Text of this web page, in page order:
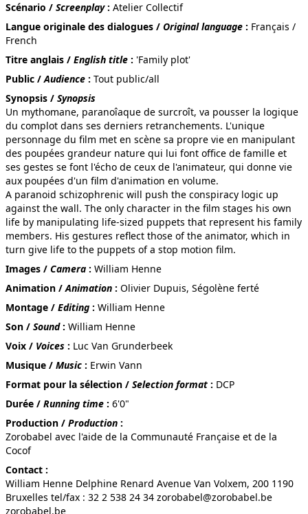
QUAND MAMAN N'EST PAS LÀ,...
LE DRAPEAU
TOUT JEUNE GARÇON…
Scénario / Screenplay: Atelier Collectif
Langue originale des dialogues / Original language : Français /
French
Titre anglais / English title : 'Family plot'
Public /Audience : Tout public/all
Synopsis / Synopsis
Un mythomane, paranoîaque de surcroît, va pousser la logique
du complot dans ses derniers retranchements. L'unique
personnage du film met en scène sa propre vie en manipulant
des poupées grandeur nature qui lui font office de famille et
ses gestes se font l'écho de ceux de l'animateur, qui donne vie
aux poupées d'un film d'animation en volume.
A paranoid schizophrenic will push the conspiracy logic up
against the wall. The only character in the film stages his own
life by manipulating life-sized puppets that represent his family
members. His gestures reflect those of the animator, which in
turn give life to the puppets of a stop motion film.
Images / Camera : William Henne
Animation /Animation : Olivier Dupuis, Ségolène ferté
Montage / Editing : William Henne
Son / Sound: William Henne
Voix / Voices : Luc Van Grunderbeek
Musique / Music : Erwin Vann
Format pour la sélection / Selection format : DCP
Durée / Running time : 6'0"
Production / Production :
Zorobabel avec l'aide de la Communauté Française et de la
Cocof
Contact :
William Henne Delphine Renard Avenue Van Volxem, 200 1190
Bruxelles tel/fax : 32 2 538 24 34 zorobabel@zorobabel.be
zorobabel.be